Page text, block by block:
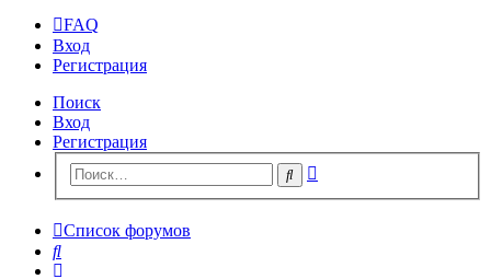
FAQ
Вход
Регистрация
Поиск
Вход
Регистрация
Поиск
Список форумов
Поиск